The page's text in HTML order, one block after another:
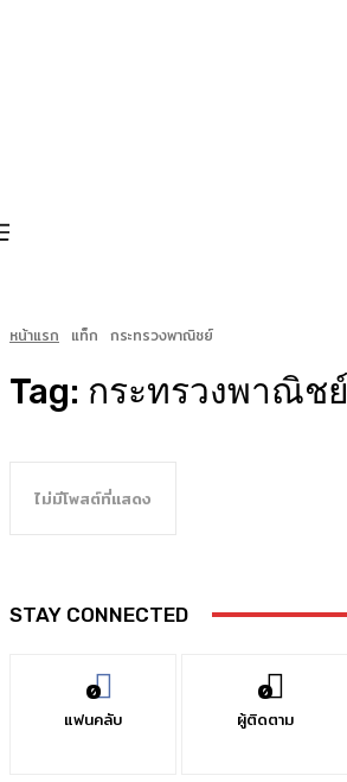
หน้าแรก แท็ก กระทรวงพาณิชย์
Tag: กระทรวงพาณิชย์
ไม่มีโพสต์ที่แสดง
STAY CONNECTED
0
แฟนคลับ
0
ผู้ติดตาม